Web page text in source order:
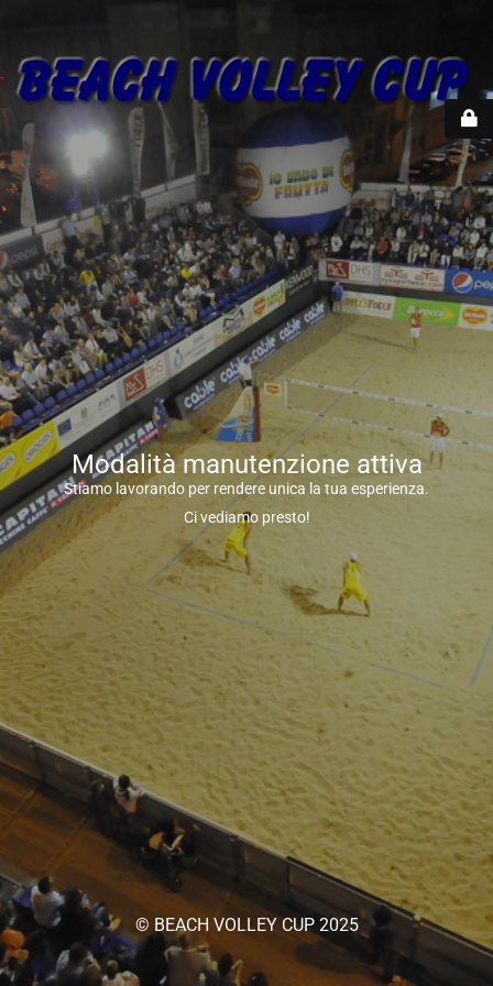
Modalità manutenzione attiva
Stiamo lavorando per rendere unica la tua esperienza.
Ci vediamo presto!
© BEACH VOLLEY CUP 2025